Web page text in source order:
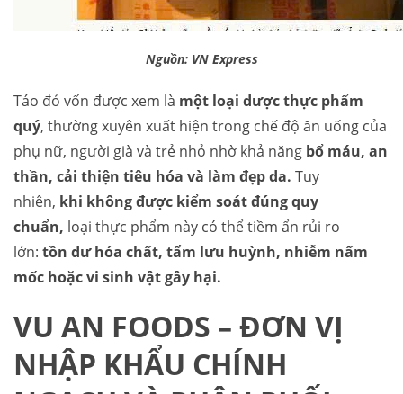
Nguồn: VN Express
Táo đỏ vốn được xem là một loại dược thực phẩm
quý, thường xuyên xuất hiện trong chế độ ăn uống của
phụ nữ, người già và trẻ nhỏ nhờ khả năng bổ máu, an
thần, cải thiện tiêu hóa và làm đẹp da. Tuy
nhiên, khi không được kiểm soát đúng quy
chuẩn, loại thực phẩm này có thể tiềm ẩn rủi ro
lớn: tồn dư hóa chất, tẩm lưu huỳnh, nhiễm nấm
mốc hoặc vi sinh vật gây hại.
VU AN FOODS – ĐƠN VỊ
NHẬP KHẨU CHÍNH